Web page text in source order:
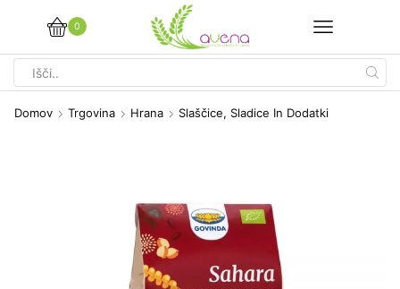
0
Domov Trgovina Hrana Slaščice, Sladice In Dodatki